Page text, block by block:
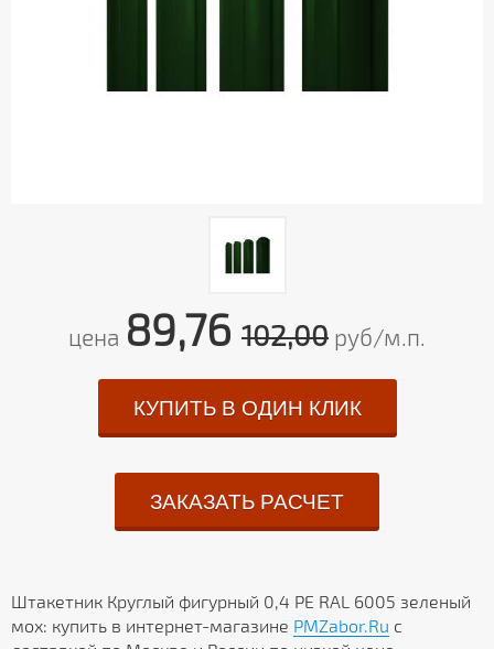
цена 89,76 102,00 руб/м.п.
КУПИТЬ В ОДИН КЛИК
ЗАКАЗАТЬ РАСЧЕТ
Штакетник Круглый фигурный 0,4 PE RAL 6005 зеленый
мох: купить в интернет-магазине PMZabor.Ru с